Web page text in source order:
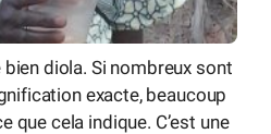
bien diola. Si nombreux sont
exacte, beaucoup
que cela indique. C’est une